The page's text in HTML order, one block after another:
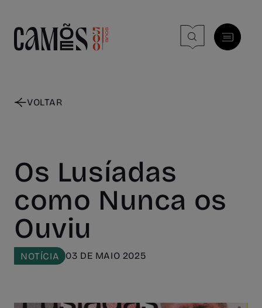
VOLTAR
Os Lusíadas
como Nunca os
Ouviu
NOTÍCIA 03 DE MAIO 2025